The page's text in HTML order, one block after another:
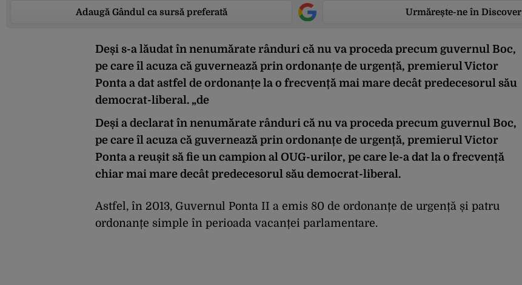
Adaugă Gândul ca sursă preferată Urmărește-ne în Discover
Deși s-a lăudat în nenumărate rânduri că nu va proceda precum guvernul Boc,
pe care îl acuza că guvernează prin ordonanțe de urgență, premierul Victor
Ponta a dat astfel de ordonanțe la o frecvență mai mare decât predecesorul său
democrat-liberal. „de
Deși a declarat în nenumărate rânduri că nu va proceda precum guvernul Boc,
pe care îl acuza că guvernează prin ordonanțe de urgență, premierul Victor
Ponta a reușit să fie un campion al OUG-urilor, pe care le-a dat la o frecvență
chiar mai mare decât predecesorul său democrat-liberal.
Astfel, în 2013, Guvernul Ponta II a emis 80 de ordonanțe de urgență și patru
ordonanțe simple în perioada vacanței parlamentare.